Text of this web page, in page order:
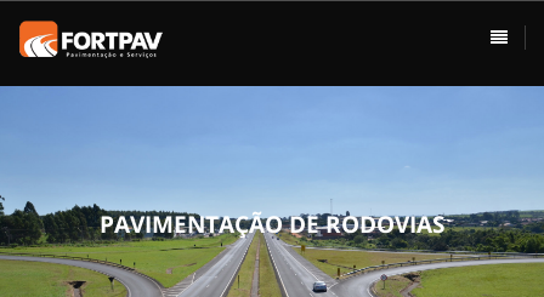
Vias Urbanas
Rodovias
PAVIMENTAÇÃODERODOVIAS